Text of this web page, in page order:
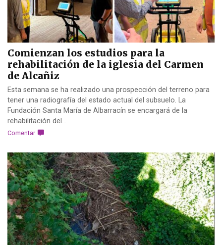
Comienzan los estudios para la
rehabilitación de la iglesia del Carmen
de Alcañiz
Esta semana se ha realizado una prospección del terreno para
tener una radiografía del estado actual del subsuelo. La
Fundación Santa María de Albarracín se encargará de la
rehabilitación del...
Comentar